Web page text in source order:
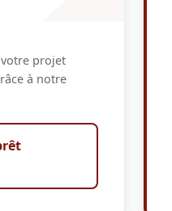
projet
à notre